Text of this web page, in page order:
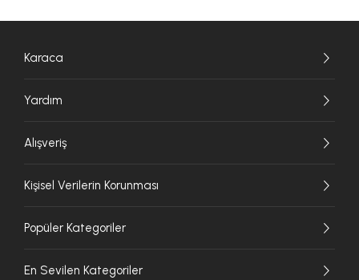
Karaca
Yardım
Alışveriş
Kişisel Verilerin Korunması
Popüler Kategoriler
En Sevilen Kategoriler